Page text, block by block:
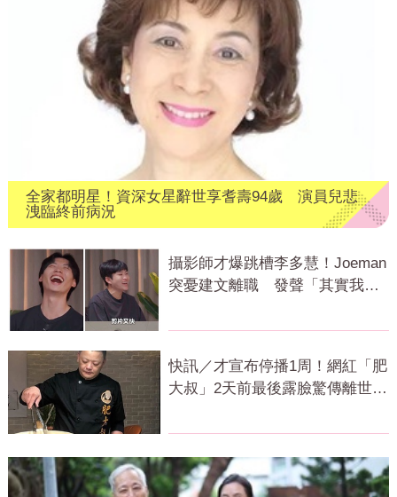
全家都明星！資深女星辭世享耆壽94歲 演員兒悲
洩臨終前病況
攝影師才爆跳槽李多慧！Joeman
突憂建文離職 發聲「其實我很
快訊／才宣布停播1周！網紅「肥
大叔」2天前最後露臉驚傳離世